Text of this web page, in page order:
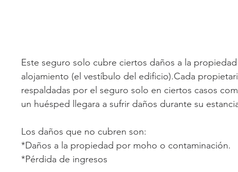
Este seguro solo cubre ciertos daños a la
alojamiento (el vestíbulo del edificio).Cada
respaldadas por el seguro solo en ciertos casos
un huésped llegara a sufrir daños durante su
Los daños que no cubren son:
*Daños a la propiedad por moho o contaminación.
*Pérdida de ingresos